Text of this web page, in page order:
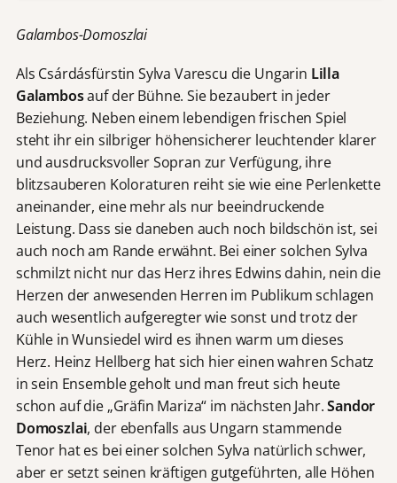
Galambos-Domoszlai
Als Csárdásfürstin Sylva Varescu die Ungarin Lilla
Galambosauf der Bühne. Sie bezaubert in jeder
Beziehung. Neben einem lebendigen frischen Spiel
steht ihr ein silbriger höhensicherer leuchtender klarer
und ausdrucksvoller Sopran zur Verfügung, ihre
blitzsauberen Koloraturen reiht sie wie eine Perlenkette
aneinander, eine mehr als nur beeindruckende
Leistung. Dass sie daneben auch noch bildschön ist, sei
auch noch am Rande erwähnt. Bei einer solchen Sylva
schmilzt nicht nur das Herz ihres Edwins dahin, nein die
Herzen der anwesenden Herren im Publikum schlagen
auch wesentlich aufgeregter wie sonst und trotz der
Kühle in Wunsiedel wird es ihnen warm um dieses
Herz. Heinz Hellberg hat sich hier einen wahren Schatz
in sein Ensemble geholt und man freut sich heute
schon auf die „Gräfin Mariza“ im nächsten Jahr.Sandor
Domoszlai, der ebenfalls aus Ungarn stammende
Tenor hat es bei einer solchen Sylva natürlich schwer,
aber er setzt seinen kräftigen gutgeführten, alle Höhen